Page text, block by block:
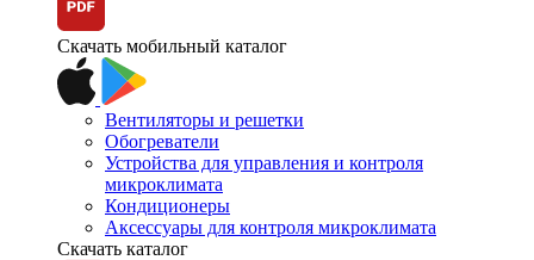
Скачать мобильный каталог
Вентиляторы и решетки
Обогреватели
Устройства для управления и контроля
микроклимата
Кондиционеры
Аксессуары для контроля микроклимата
Скачать каталог